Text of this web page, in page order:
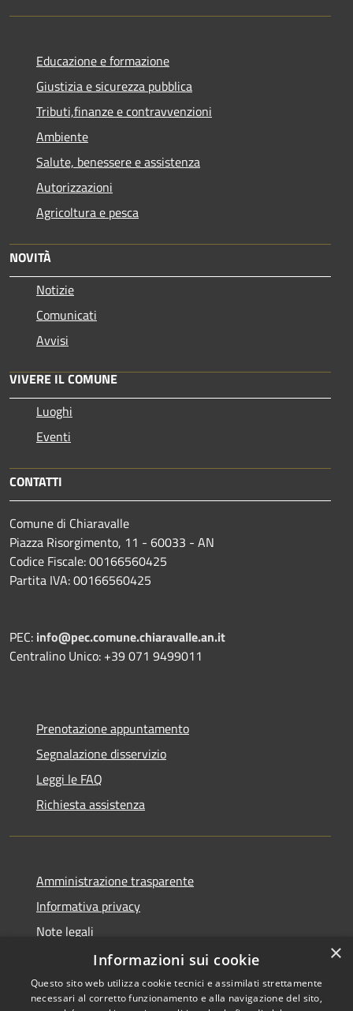
Educazione e formazione
Giustizia e sicurezza pubblica
Tributi,finanze e contravvenzioni
Ambiente
Salute, benessere e assistenza
Autorizzazioni
Agricoltura e pesca
NOVITÀ
Notizie
Comunicati
Avvisi
VIVERE IL COMUNE
Luoghi
Eventi
CONTATTI
Comune di Chiaravalle
Piazza Risorgimento, 11 - 60033 - AN
Codice Fiscale: 00166560425
Partita IVA: 00166560425
PEC: info@pec.comune.chiaravalle.an.it
Centralino Unico: +39 071 9499011
Prenotazione appuntamento
Segnalazione disservizio
Leggi le FAQ
Richiesta assistenza
Amministrazione trasparente
Informativa privacy
Note legali
Dichiarazione di accessibilità
×
Informazioni sui cookie
Questo sito web utilizza cookie tecnici e assimilati strettamente
necessari al corretto funzionamento e alla navigazione del sito,